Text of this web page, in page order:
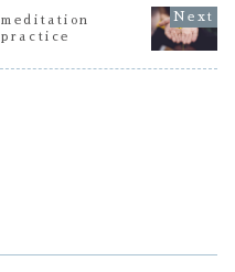
meditation
practice